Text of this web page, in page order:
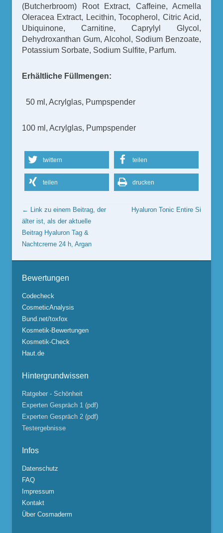
(Butcherbroom) Root Extract, Caffeine, Acmella
Oleracea Extract, Lecithin, Tocopherol, Citric Acid,
Ubiquinone, Carnitine, Caprylyl Glycol,
Dehydroxanthan Gum, Alcohol, Sodium Benzoate,
Potassium Sorbate, Sodium Sulfite, Parfum.
Erhältliche Füllmengen:
50 ml, Acrylglas, Pumpspender
100 ml, Acrylglas, Pumpspender
twittern teilen
teilen drucken
Beitrags Übersicht
← Link zu einem Beitrag, der
älter ist, als der aktuelle
Beitrag Hyaluron Tag &
Nachtcreme 24 h, Argan
Hyaluron Tonic Entire Si
Bewertungen
Codecheck
CosmeticAnalysis
Bund.net/toxfox
Kosmetik-Bewertungen
Kosmetik-Check
Haut.de
Hintergrundwissen
Ratgeber - Schönheit
Experten Gespräch 1 (pdf)
Experten Gespräch 2 (pdf)
Testergebnisse
Infos
Datenschutz
FAQ
Impressum
Kontakt
Über Cosmaderm